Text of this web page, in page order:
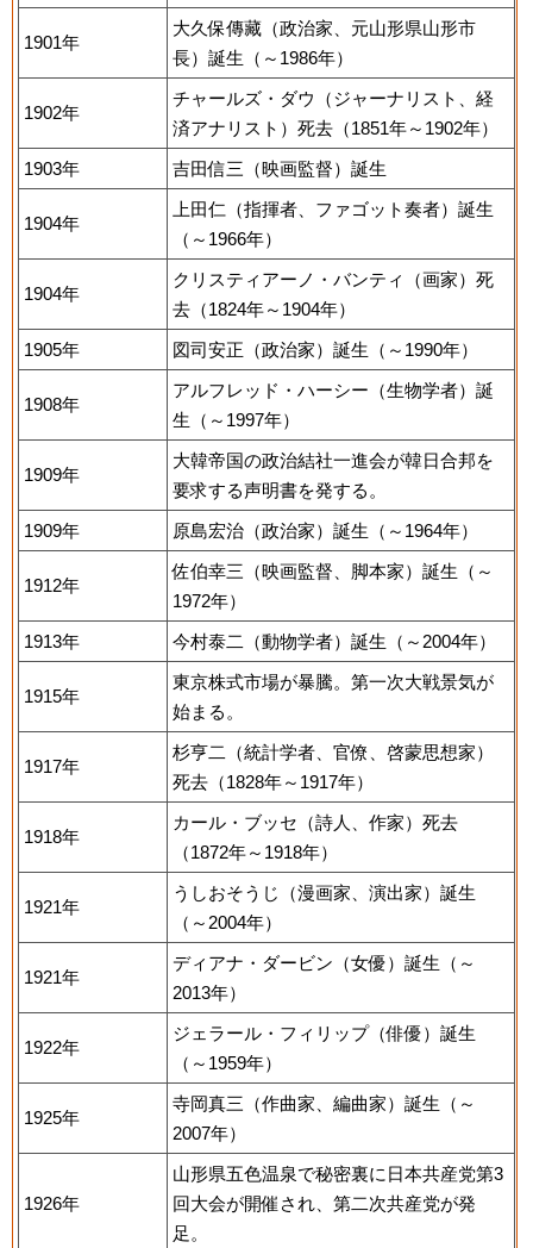
1901年
大久保傳藏（政治家、元山形県山形市
長）誕生（～1986年）
1902年
チャールズ・ダウ（ジャーナリスト、経
済アナリスト）死去（1851年～1902年）
1903年
吉田信三（映画監督）誕生
1904年
上田仁（指揮者、ファゴット奏者）誕生
（～1966年）
1904年
クリスティアーノ・バンティ（画家）死
去（1824年～1904年）
1905年
図司安正（政治家）誕生（～1990年）
1908年
アルフレッド・ハーシー（生物学者）誕
生（～1997年）
1909年
大韓帝国の政治結社一進会が韓日合邦を
要求する声明書を発する。
1909年
原島宏治（政治家）誕生（～1964年）
1912年
佐伯幸三（映画監督、脚本家）誕生（～
1972年）
1913年
今村泰二（動物学者）誕生（～2004年）
1915年
東京株式市場が暴騰。第一次大戦景気が
始まる。
1917年
杉亨二（統計学者、官僚、啓蒙思想家）
死去（1828年～1917年）
1918年
カール・ブッセ（詩人、作家）死去
（1872年～1918年）
1921年
うしおそうじ（漫画家、演出家）誕生
（～2004年）
1921年
ディアナ・ダービン（女優）誕生（～
2013年）
1922年
ジェラール・フィリップ（俳優）誕生
（～1959年）
1925年
寺岡真三（作曲家、編曲家）誕生（～
2007年）
1926年
山形県五色温泉で秘密裏に日本共産党第3
回大会が開催され、第二次共産党が発
足。